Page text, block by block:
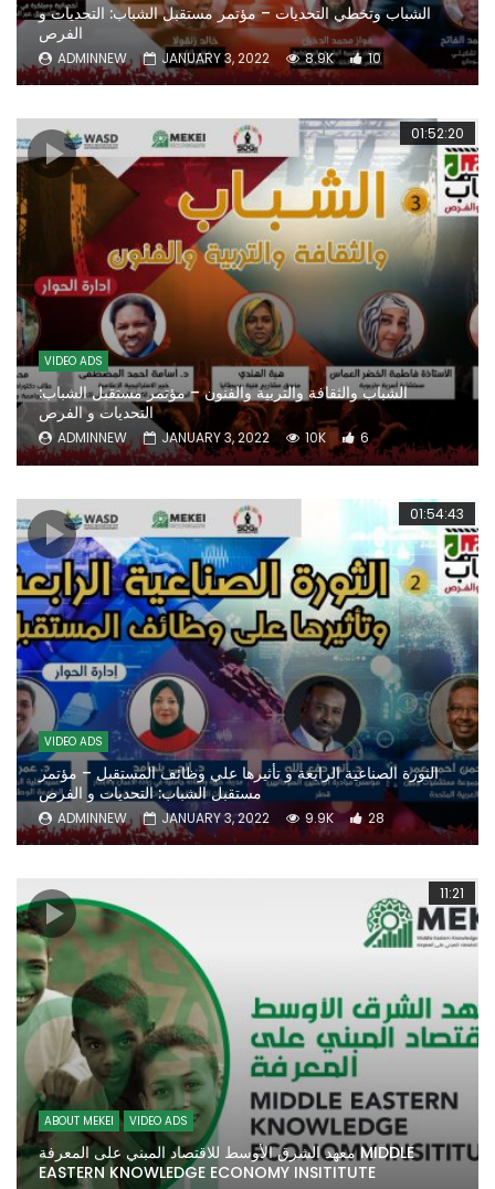
الشباب وتخطي التحديات – مؤتمر مستقبل الشباب: التحديات و
الفرص
ADMINNEW JANUARY 3, 2022 8.9K 10
01:52:20
VIDEO ADS
الشباب والثقافة والتربية والفنون – مؤتمر مستقبل الشباب:
التحديات و الفرص
ADMINNEW JANUARY 3, 2022 10K 6
01:54:43
VIDEO ADS
الثورة الصناعية الرابعة و تأثيرها علي وظائف المستقبل – مؤتمر
مستقبل الشباب: التحديات و الفرص
ADMINNEW JANUARY 3, 2022 9.9K 28
11:21
ABOUT MEKEI VIDEO ADS
معهد الشرق الأوسط للاقتصاد المبني على المعرفة MIDDLE
EASTERN KNOWLEDGE ECONOMY INSITITUTE